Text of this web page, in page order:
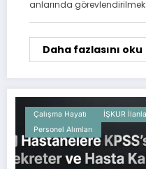
anlarında görevlendirilmek
Daha fazlasını oku
Çalışma Hayatı İŞKUR
Personel Alımları